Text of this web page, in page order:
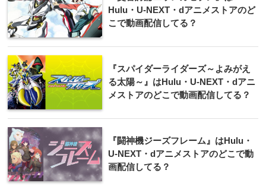
Hulu・U-NEXT・dアニメストアのど
こで動画配信してる？
『スパイダーライダーズ～よみがえ
る太陽～』はHulu・U-NEXT・dアニ
メストアのどこで動画配信してる？
『闘神機ジーズフレーム』はHulu・
U-NEXT・dアニメストアのどこで動
画配信してる？